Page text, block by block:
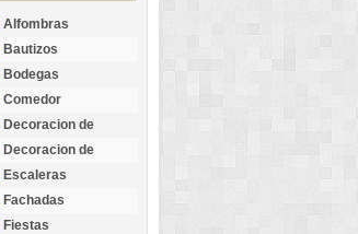
Alfombras
Bautizos
Bodegas
Comedor
Decoracion de
Exteriores
Decoracion de
Ocasiones
Escaleras
Fachadas
Fiestas